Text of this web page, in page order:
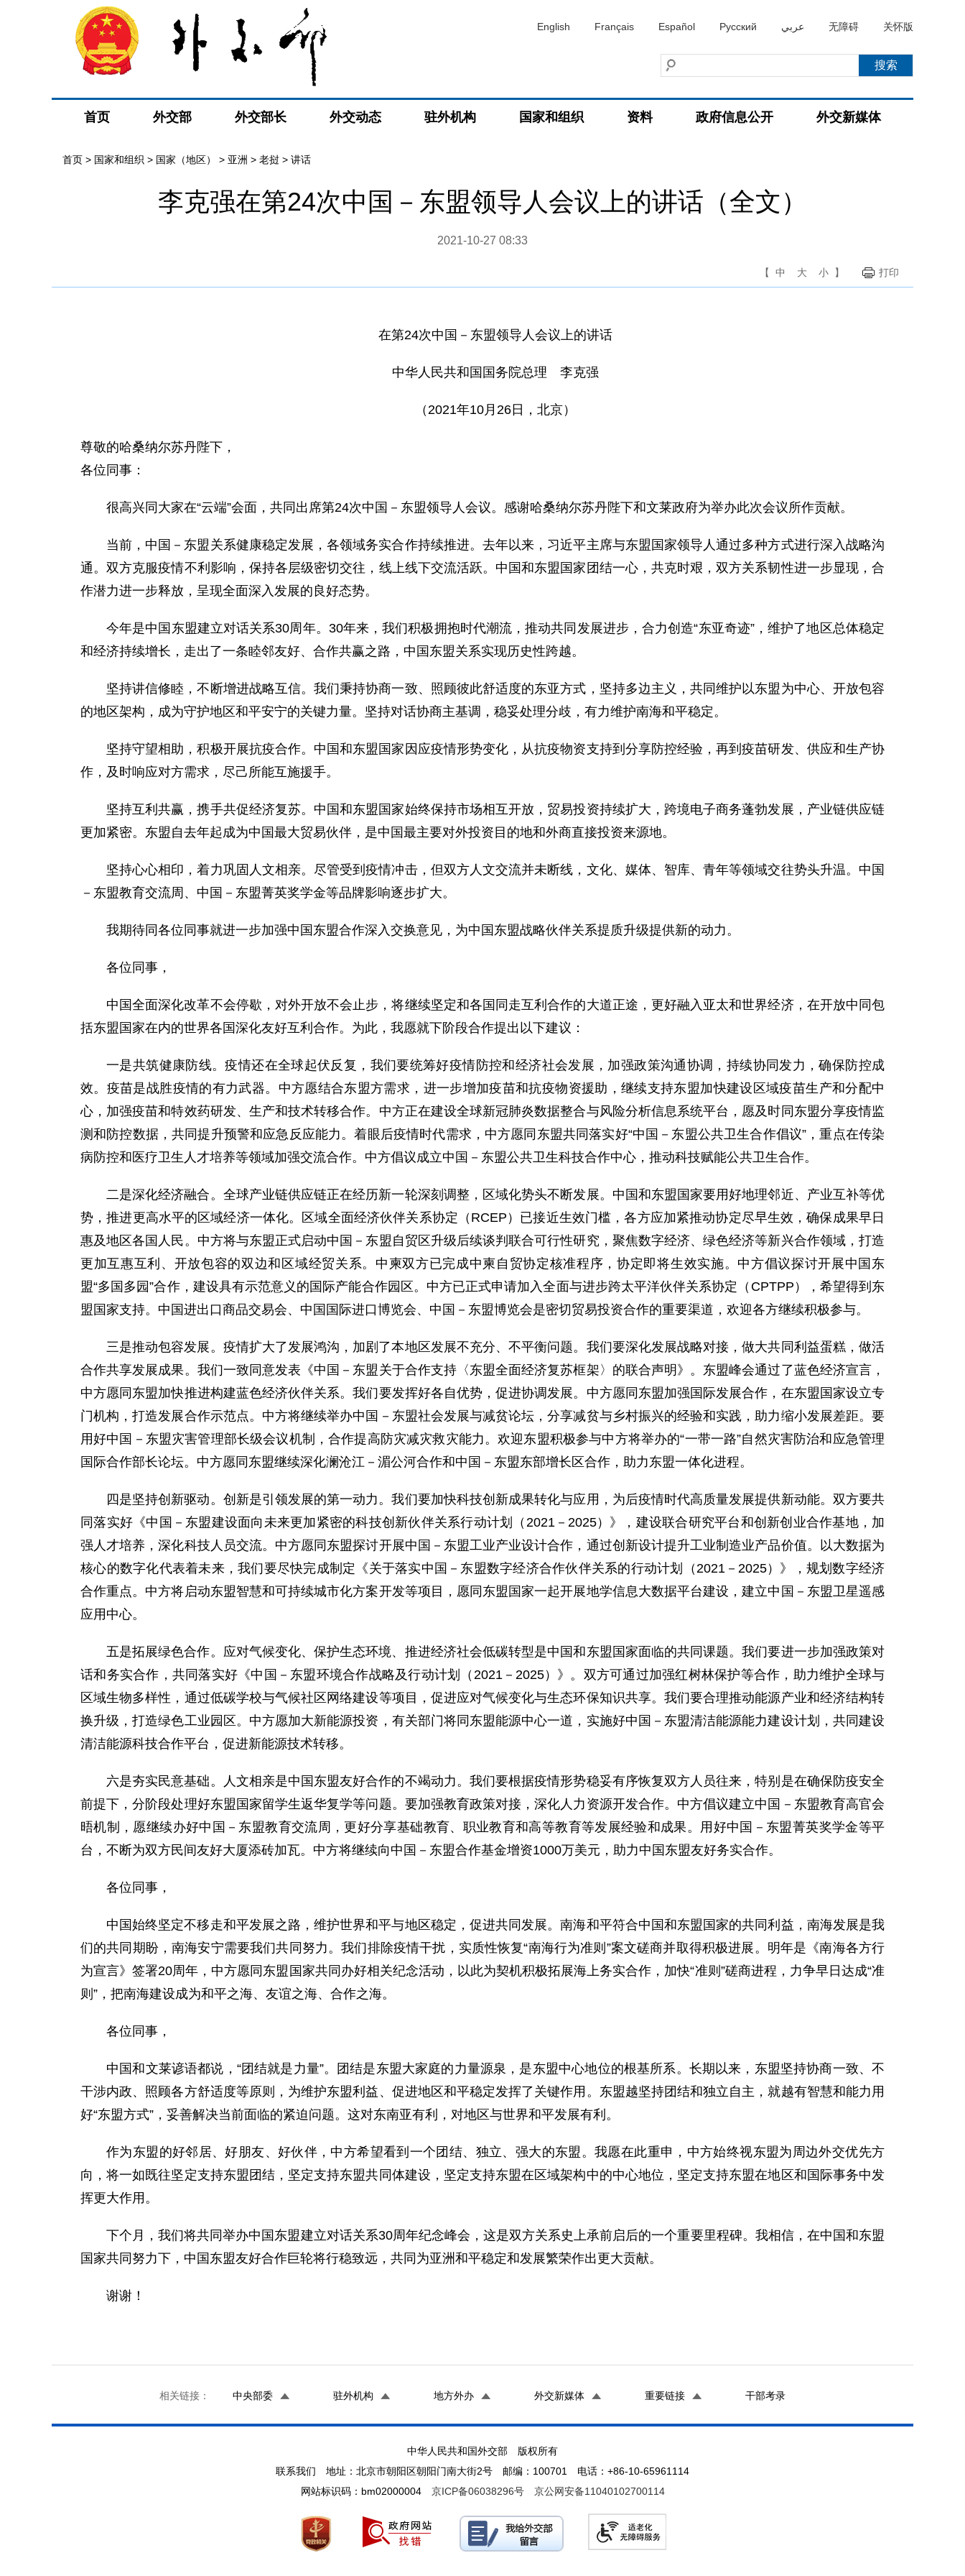
English Français Español Русский عربي 无障碍 关怀版
首页 外交部 外交部长 外交动态 驻外机构 国家和组织 资料 政府信息公开 外交新媒体
首页 > 国家和组织 > 国家（地区） > 亚洲 > 老挝 > 讲话
李克强在第24次中国－东盟领导人会议上的讲话（全文）
2021-10-27 08:33
【 中 大 小 】 打印
在第24次中国－东盟领导人会议上的讲话
中华人民共和国国务院总理 李克强
（2021年10月26日，北京）
尊敬的哈桑纳尔苏丹陛下，
各位同事：
很高兴同大家在“云端”会面，共同出席第24次中国－东盟领导人会议。感谢哈桑纳尔苏丹陛下和文莱政府为举办此次会议所作贡献。
当前，中国－东盟关系健康稳定发展，各领域务实合作持续推进。去年以来，习近平主席与东盟国家领导人通过多种方式进行深入战略沟
通。双方克服疫情不利影响，保持各层级密切交往，线上线下交流活跃。中国和东盟国家团结一心，共克时艰，双方关系韧性进一步显现，合
作潜力进一步释放，呈现全面深入发展的良好态势。
今年是中国东盟建立对话关系30周年。30年来，我们积极拥抱时代潮流，推动共同发展进步，合力创造“东亚奇迹”，维护了地区总体稳定
和经济持续增长，走出了一条睦邻友好、合作共赢之路，中国东盟关系实现历史性跨越。
坚持讲信修睦，不断增进战略互信。我们秉持协商一致、照顾彼此舒适度的东亚方式，坚持多边主义，共同维护以东盟为中心、开放包容
的地区架构，成为守护地区和平安宁的关键力量。坚持对话协商主基调，稳妥处理分歧，有力维护南海和平稳定。
坚持守望相助，积极开展抗疫合作。中国和东盟国家因应疫情形势变化，从抗疫物资支持到分享防控经验，再到疫苗研发、供应和生产协
作，及时响应对方需求，尽己所能互施援手。
坚持互利共赢，携手共促经济复苏。中国和东盟国家始终保持市场相互开放，贸易投资持续扩大，跨境电子商务蓬勃发展，产业链供应链
更加紧密。东盟自去年起成为中国最大贸易伙伴，是中国最主要对外投资目的地和外商直接投资来源地。
坚持心心相印，着力巩固人文相亲。尽管受到疫情冲击，但双方人文交流并未断线，文化、媒体、智库、青年等领域交往势头升温。中国
－东盟教育交流周、中国－东盟菁英奖学金等品牌影响逐步扩大。
我期待同各位同事就进一步加强中国东盟合作深入交换意见，为中国东盟战略伙伴关系提质升级提供新的动力。
各位同事，
中国全面深化改革不会停歇，对外开放不会止步，将继续坚定和各国同走互利合作的大道正途，更好融入亚太和世界经济，在开放中同包
括东盟国家在内的世界各国深化友好互利合作。为此，我愿就下阶段合作提出以下建议：
一是共筑健康防线。疫情还在全球起伏反复，我们要统筹好疫情防控和经济社会发展，加强政策沟通协调，持续协同发力，确保防控成
效。疫苗是战胜疫情的有力武器。中方愿结合东盟方需求，进一步增加疫苗和抗疫物资援助，继续支持东盟加快建设区域疫苗生产和分配中
心，加强疫苗和特效药研发、生产和技术转移合作。中方正在建设全球新冠肺炎数据整合与风险分析信息系统平台，愿及时同东盟分享疫情监
测和防控数据，共同提升预警和应急反应能力。着眼后疫情时代需求，中方愿同东盟共同落实好“中国－东盟公共卫生合作倡议”，重点在传染
病防控和医疗卫生人才培养等领域加强交流合作。中方倡议成立中国－东盟公共卫生科技合作中心，推动科技赋能公共卫生合作。
二是深化经济融合。全球产业链供应链正在经历新一轮深刻调整，区域化势头不断发展。中国和东盟国家要用好地理邻近、产业互补等优
势，推进更高水平的区域经济一体化。区域全面经济伙伴关系协定（RCEP）已接近生效门槛，各方应加紧推动协定尽早生效，确保成果早日
惠及地区各国人民。中方将与东盟正式启动中国－东盟自贸区升级后续谈判联合可行性研究，聚焦数字经济、绿色经济等新兴合作领域，打造
更加互惠互利、开放包容的双边和区域经贸关系。中柬双方已完成中柬自贸协定核准程序，协定即将生效实施。中方倡议探讨开展中国东
盟“多国多园”合作，建设具有示范意义的国际产能合作园区。中方已正式申请加入全面与进步跨太平洋伙伴关系协定（CPTPP），希望得到东
盟国家支持。中国进出口商品交易会、中国国际进口博览会、中国－东盟博览会是密切贸易投资合作的重要渠道，欢迎各方继续积极参与。
三是推动包容发展。疫情扩大了发展鸿沟，加剧了本地区发展不充分、不平衡问题。我们要深化发展战略对接，做大共同利益蛋糕，做活
合作共享发展成果。我们一致同意发表《中国－东盟关于合作支持〈东盟全面经济复苏框架〉的联合声明》。东盟峰会通过了蓝色经济宣言，
中方愿同东盟加快推进构建蓝色经济伙伴关系。我们要发挥好各自优势，促进协调发展。中方愿同东盟加强国际发展合作，在东盟国家设立专
门机构，打造发展合作示范点。中方将继续举办中国－东盟社会发展与减贫论坛，分享减贫与乡村振兴的经验和实践，助力缩小发展差距。要
用好中国－东盟灾害管理部长级会议机制，合作提高防灾减灾救灾能力。欢迎东盟积极参与中方将举办的“一带一路”自然灾害防治和应急管理
国际合作部长论坛。中方愿同东盟继续深化澜沧江－湄公河合作和中国－东盟东部增长区合作，助力东盟一体化进程。
四是坚持创新驱动。创新是引领发展的第一动力。我们要加快科技创新成果转化与应用，为后疫情时代高质量发展提供新动能。双方要共
同落实好《中国－东盟建设面向未来更加紧密的科技创新伙伴关系行动计划（2021－2025）》，建设联合研究平台和创新创业合作基地，加
强人才培养，深化科技人员交流。中方愿同东盟探讨开展中国－东盟工业产业设计合作，通过创新设计提升工业制造业产品价值。以大数据为
核心的数字化代表着未来，我们要尽快完成制定《关于落实中国－东盟数字经济合作伙伴关系的行动计划（2021－2025）》，规划数字经济
合作重点。中方将启动东盟智慧和可持续城市化方案开发等项目，愿同东盟国家一起开展地学信息大数据平台建设，建立中国－东盟卫星遥感
应用中心。
五是拓展绿色合作。应对气候变化、保护生态环境、推进经济社会低碳转型是中国和东盟国家面临的共同课题。我们要进一步加强政策对
话和务实合作，共同落实好《中国－东盟环境合作战略及行动计划（2021－2025）》。双方可通过加强红树林保护等合作，助力维护全球与
区域生物多样性，通过低碳学校与气候社区网络建设等项目，促进应对气候变化与生态环保知识共享。我们要合理推动能源产业和经济结构转
换升级，打造绿色工业园区。中方愿加大新能源投资，有关部门将同东盟能源中心一道，实施好中国－东盟清洁能源能力建设计划，共同建设
清洁能源科技合作平台，促进新能源技术转移。
六是夯实民意基础。人文相亲是中国东盟友好合作的不竭动力。我们要根据疫情形势稳妥有序恢复双方人员往来，特别是在确保防疫安全
前提下，分阶段处理好东盟国家留学生返华复学等问题。要加强教育政策对接，深化人力资源开发合作。中方倡议建立中国－东盟教育高官会
晤机制，愿继续办好中国－东盟教育交流周，更好分享基础教育、职业教育和高等教育等发展经验和成果。用好中国－东盟菁英奖学金等平
台，不断为双方民间友好大厦添砖加瓦。中方将继续向中国－东盟合作基金增资1000万美元，助力中国东盟友好务实合作。
各位同事，
中国始终坚定不移走和平发展之路，维护世界和平与地区稳定，促进共同发展。南海和平符合中国和东盟国家的共同利益，南海发展是我
们的共同期盼，南海安宁需要我们共同努力。我们排除疫情干扰，实质性恢复“南海行为准则”案文磋商并取得积极进展。明年是《南海各方行
为宣言》签署20周年，中方愿同东盟国家共同办好相关纪念活动，以此为契机积极拓展海上务实合作，加快“准则”磋商进程，力争早日达成“准
则”，把南海建设成为和平之海、友谊之海、合作之海。
各位同事，
中国和文莱谚语都说，“团结就是力量”。团结是东盟大家庭的力量源泉，是东盟中心地位的根基所系。长期以来，东盟坚持协商一致、不
干涉内政、照顾各方舒适度等原则，为维护东盟利益、促进地区和平稳定发挥了关键作用。东盟越坚持团结和独立自主，就越有智慧和能力用
好“东盟方式”，妥善解决当前面临的紧迫问题。这对东南亚有利，对地区与世界和平发展有利。
作为东盟的好邻居、好朋友、好伙伴，中方希望看到一个团结、独立、强大的东盟。我愿在此重申，中方始终视东盟为周边外交优先方
向，将一如既往坚定支持东盟团结，坚定支持东盟共同体建设，坚定支持东盟在区域架构中的中心地位，坚定支持东盟在地区和国际事务中发
挥更大作用。
下个月，我们将共同举办中国东盟建立对话关系30周年纪念峰会，这是双方关系史上承前启后的一个重要里程碑。我相信，在中国和东盟
国家共同努力下，中国东盟友好合作巨轮将行稳致远，共同为亚洲和平稳定和发展繁荣作出更大贡献。
谢谢！
相关链接： 中央部委 驻外机构 地方外办 外交新媒体 重要链接 干部考录
中华人民共和国外交部 版权所有
联系我们 地址：北京市朝阳区朝阳门南大街2号 邮编：100701 电话：+86-10-65961114
网站标识码：bm02000004 京ICP备06038296号 京公网安备11040102700114